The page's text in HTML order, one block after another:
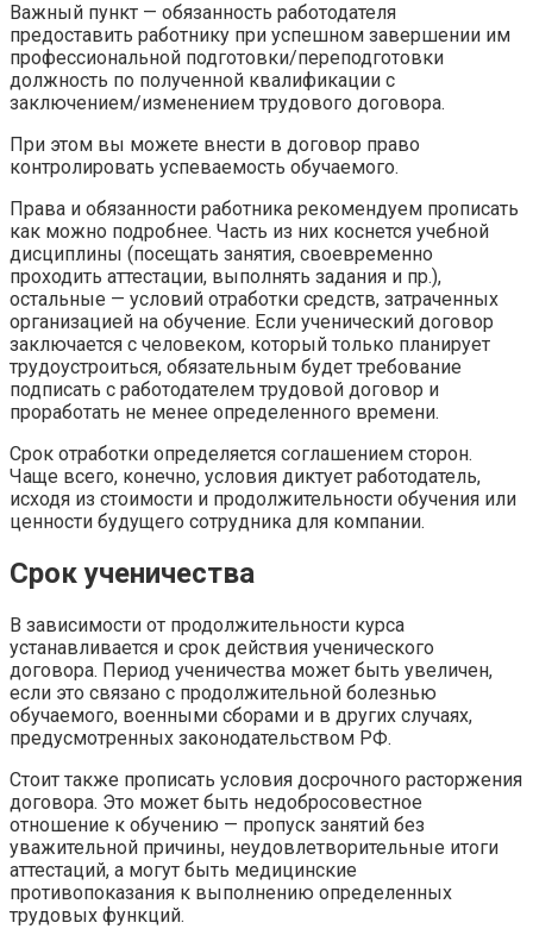
Важный пункт — обязанность работодателя
предоставить работнику при успешном завершении им
профессиональной подготовки/переподготовки
должность по полученной квалификации с
заключением/изменением трудового договора.
При этом вы можете внести в договор право
контролировать успеваемость обучаемого.
Права и обязанности работника рекомендуем прописать
как можно подробнее. Часть из них коснется учебной
дисциплины (посещать занятия, своевременно
проходить аттестации, выполнять задания и пр.),
остальные — условий отработки средств, затраченных
организацией на обучение. Если ученический договор
заключается с человеком, который только планирует
трудоустроиться, обязательным будет требование
подписать с работодателем трудовой договор и
проработать не менее определенного времени.
Срок отработки определяется соглашением сторон.
Чаще всего, конечно, условия диктует работодатель,
исходя из стоимости и продолжительности обучения или
ценности будущего сотрудника для компании.
Срок ученичества
В зависимости от продолжительности курса
устанавливается и срок действия ученического
договора. Период ученичества может быть увеличен,
если это связано с продолжительной болезнью
обучаемого, военными сборами и в других случаях,
предусмотренных законодательством РФ.
Стоит также прописать условия досрочного расторжения
договора. Это может быть недобросовестное
отношение к обучению — пропуск занятий без
уважительной причины, неудовлетворительные итоги
аттестаций, а могут быть медицинские
противопоказания к выполнению определенных
трудовых функций.